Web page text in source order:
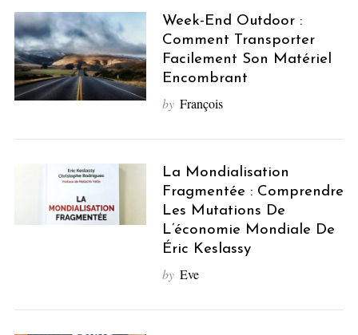
Week-End Outdoor :
Comment Transporter
Facilement Son Matériel
Encombrant
by François
La Mondialisation
Fragmentée : Comprendre
Les Mutations De
L’économie Mondiale De
Éric Keslassy
by Eve